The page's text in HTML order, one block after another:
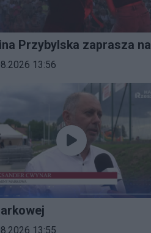
Przybylska zaprasza na
2026
materiału wideo:
13:56
materiału wideo:
13:55